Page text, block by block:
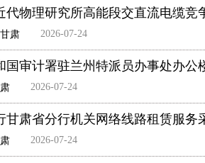
代物理研究所高能段交直流电缆竞
甘肃 2026-07-24
国审计署驻兰州特派员办事处办公
2026-07-24
甘肃省分行机关网络线路租赁服务
2026-07-24